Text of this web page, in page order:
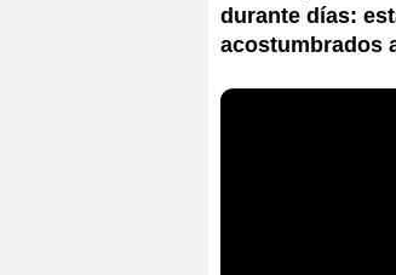
durante días:
acostumbrados